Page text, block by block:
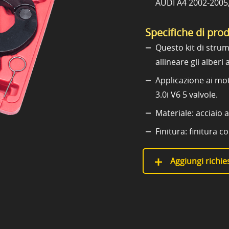
AUDI A4 2002-
Specifiche di
Questo kit di
allineare gli alberi
Applicazione ai
3.0i V6 5 valvole.
Materiale: acciaio
Finitura: finitura
Aggiungi